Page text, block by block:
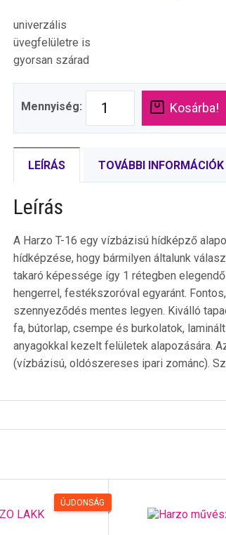
univerzális
üvegfelületre is
gyorsan szárad
Mennyiség: Kosárba!
LEÍRÁS TOVÁBBI INFORMÁCIÓK
Leírás
A Harzo T-16 egy vízbázisú hídképző
hídképzése, hogy bármilyen általunk
takaró képessége így 1 rétegben
hengerrel, festékszoróval egyaránt.
szennyeződés mentes legyen. Kiválló
fa, bútorlap, csempe és burkolatok,
anyagokkal kezelt felületek alapozására.
(vízbázisú, oldószereses ipari zománc).
ÚJDONSÁG